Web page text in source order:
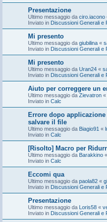
Presentazione
Ultimo messaggio da ciro.iacono
Inviato in Discussioni Generali e
Mi presento
Ultimo messaggio da giubilina «
Inviato in Discussioni Generali e
Mi presento
Ultimo messaggio da Uran24 «
Inviato in Discussioni Generali e
Aiuto per correggere un
Ultimo messaggio da Zievatron «
Inviato in Calc
Errore dopo
salvare il file
Ultimo messaggio da Biagio91 «
Inviato in Calc
[Risolto] Macro per
Ultimo messaggio da Barakkino «
Inviato in Calc
Eccomi qua
Ultimo messaggio da paola82 «
Inviato in Discussioni Generali e
Presentazione
Ultimo messaggio da Loris58 «
Inviato in Discussioni Generali e